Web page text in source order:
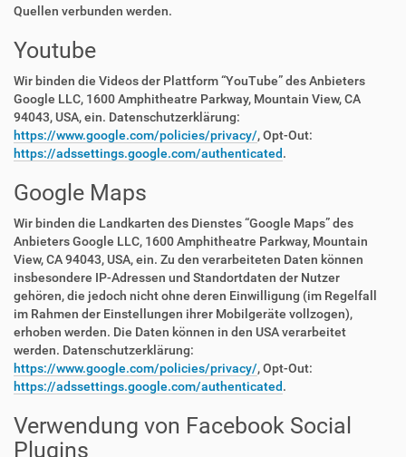
Quellen verbunden werden.
Youtube
Wir binden die Videos der Plattform “YouTube” des Anbieters
Google LLC, 1600 Amphitheatre Parkway, Mountain View, CA
94043, USA, ein. Datenschutzerklärung:
https://www.google.com/policies/privacy/, Opt-Out:
https://adssettings.google.com/authenticated.
Google Maps
Wir binden die Landkarten des Dienstes “Google Maps” des
Anbieters Google LLC, 1600 Amphitheatre Parkway, Mountain
View, CA 94043, USA, ein. Zu den verarbeiteten Daten können
insbesondere IP-Adressen und Standortdaten der Nutzer
gehören, die jedoch nicht ohne deren Einwilligung (im Regelfall
im Rahmen der Einstellungen ihrer Mobilgeräte vollzogen),
erhoben werden. Die Daten können in den USA verarbeitet
werden. Datenschutzerklärung:
https://www.google.com/policies/privacy/, Opt-Out:
https://adssettings.google.com/authenticated.
Verwendung von Facebook Social
Plugins